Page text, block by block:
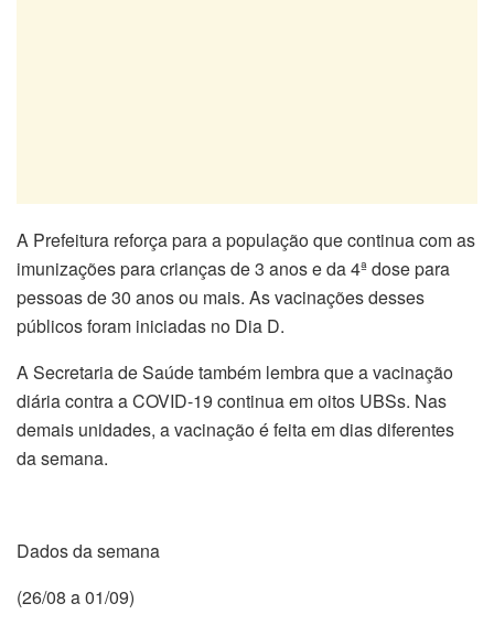
A Prefeitura reforça para a população que continua com as
imunizações para crianças de 3 anos e da 4ª dose para
pessoas de 30 anos ou mais. As vacinações desses
públicos foram iniciadas no Dia D.
A Secretaria de Saúde também lembra que a vacinação
diária contra a COVID-19 continua em oitos UBSs. Nas
demais unidades, a vacinação é feita em dias diferentes
da semana.
Dados da semana
(26/08 a 01/09)